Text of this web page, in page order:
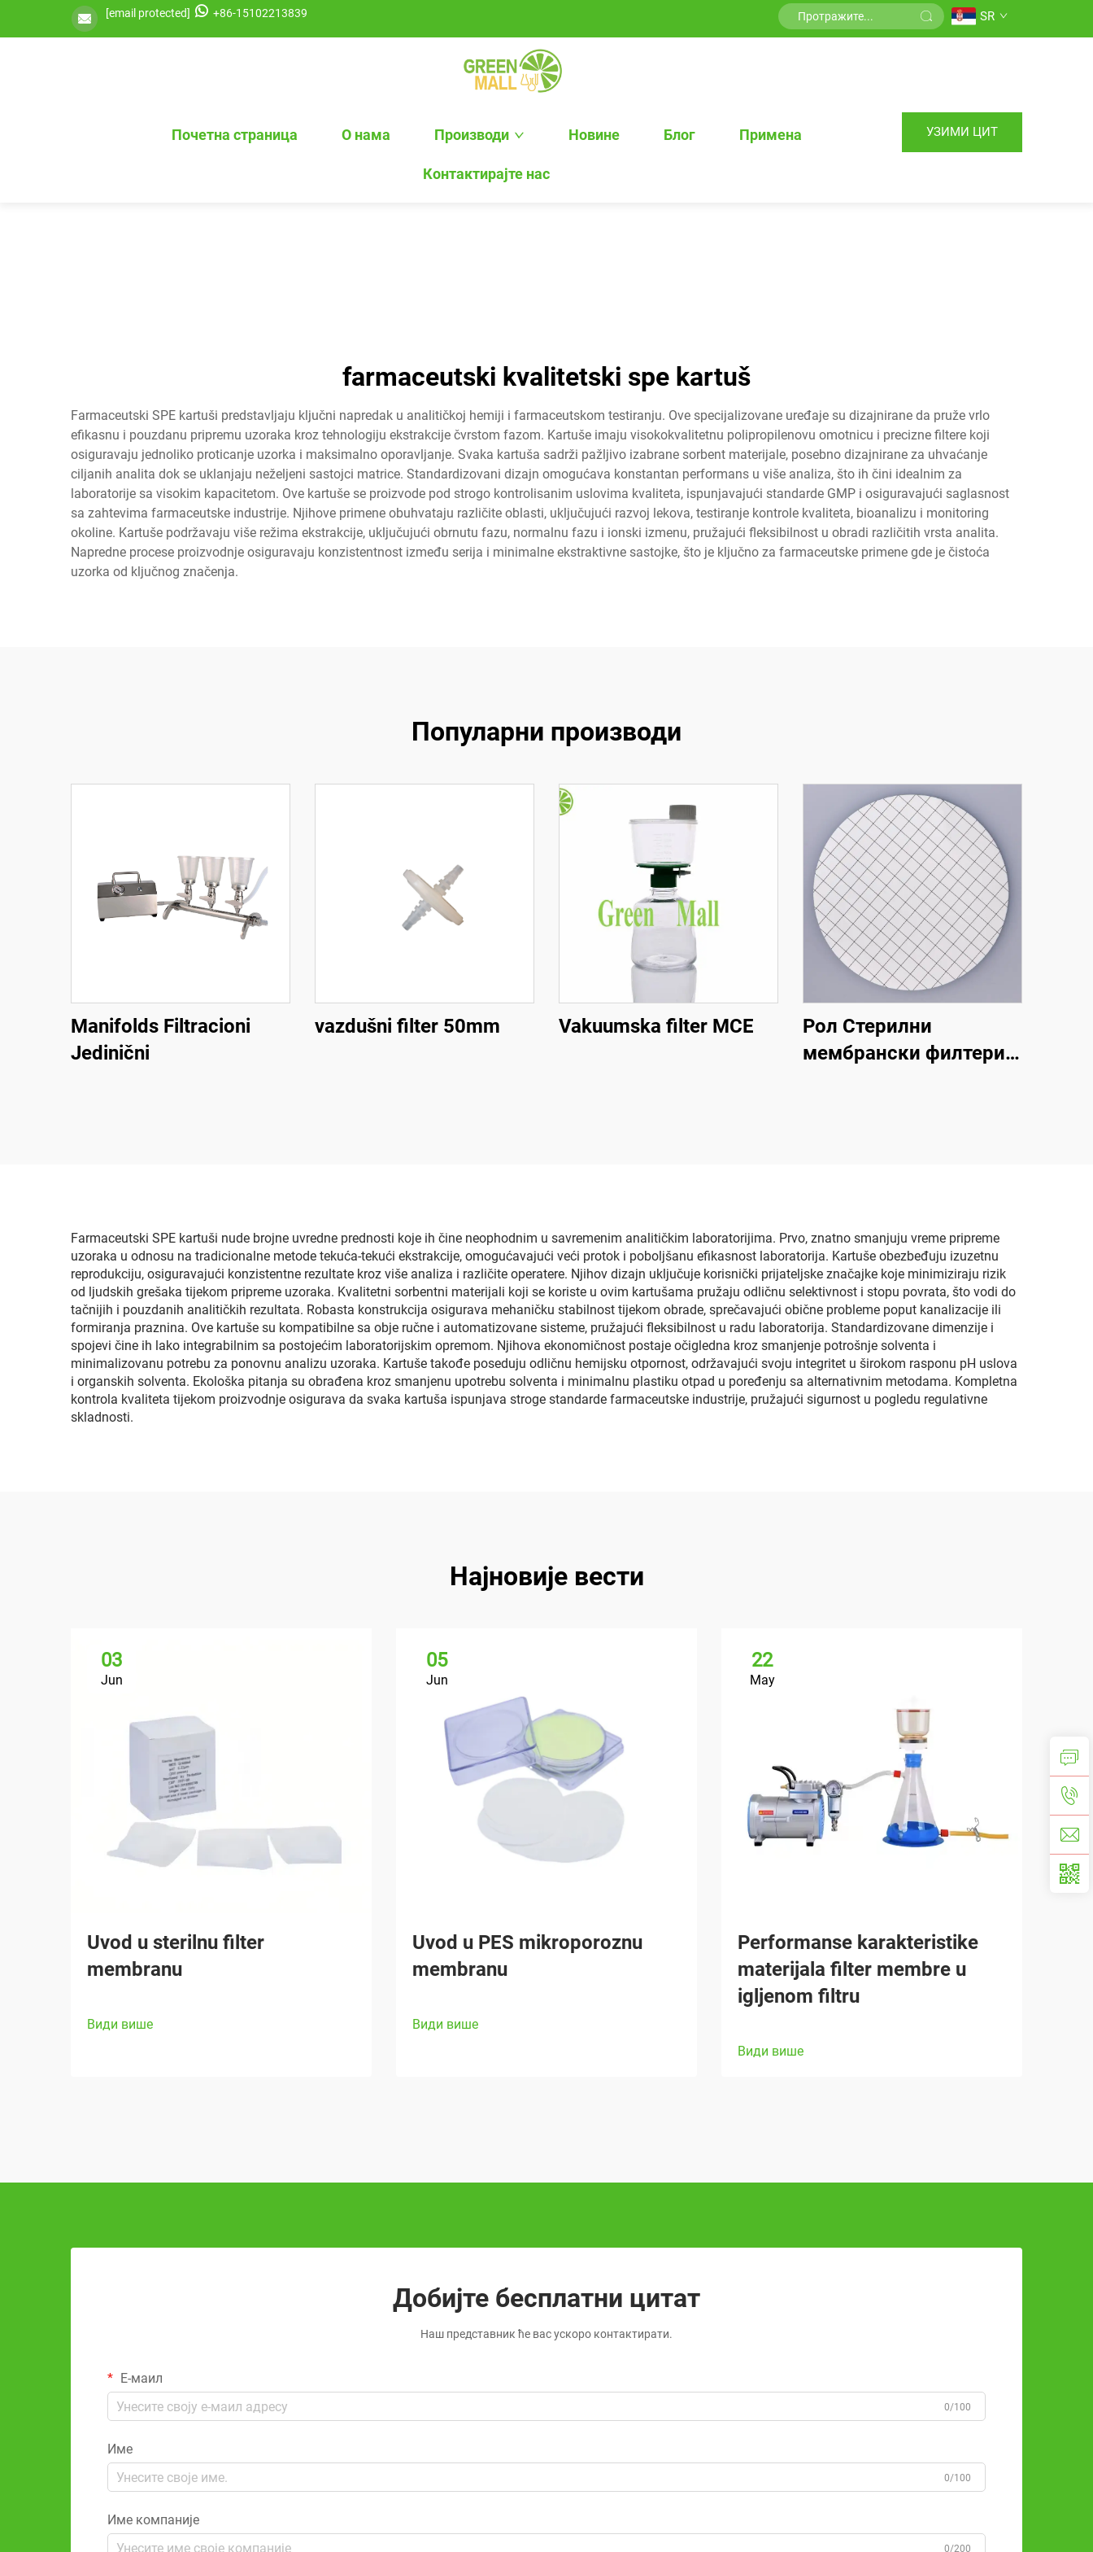
[email protected] +86-15102213839 SR
Почетна страница О нама Производи Новине Блог Примена
Контактирајте нас
УЗИМИ ЦИТ
farmaceutski kvalitetski spe kartuš
Farmaceutski SPE kartuši predstavljaju ključni napredak u analitičkoj hemiji i farmaceutskom testiranju. Ove specijalizovane uređaje su dizajnirane da pruže vrlo
efikasnu i pouzdanu pripremu uzoraka kroz tehnologiju ekstrakcije čvrstom fazom. Kartuše imaju visokokvalitetnu polipropilenovu omotnicu i precizne filtere koji
osiguravaju jednoliko proticanje uzorka i maksimalno oporavljanje. Svaka kartuša sadrži pažljivo izabrane sorbent materijale, posebno dizajnirane za uhvaćanje
ciljanih analita dok se uklanjaju neželjeni sastojci matrice. Standardizovani dizajn omogućava konstantan performans u više analiza, što ih čini idealnim za
laboratorije sa visokim kapacitetom. Ove kartuše se proizvode pod strogo kontrolisanim uslovima kvaliteta, ispunjavajući standarde GMP i osiguravajući saglasnost
sa zahtevima farmaceutske industrije. Njihove primene obuhvataju različite oblasti, uključujući razvoj lekova, testiranje kontrole kvaliteta, bioanalizu i monitoring
okoline. Kartuše podržavaju više režima ekstrakcije, uključujući obrnutu fazu, normalnu fazu i ionski izmenu, pružajući fleksibilnost u obradi različitih vrsta analita.
Napredne procese proizvodnje osiguravaju konzistentnost između serija i minimalne ekstraktivne sastojke, što je ključno za farmaceutske primene gde je čistoća
uzorka od ključnog značenja.
Популарни производи
Manifolds Filtracioni
Jedinični
vazdušni filter 50mm Vakuumska filter MCE
Рол Стерилни
мембрански филтери
Farmaceutski SPE kartuši nude brojne uvredne prednosti koje ih čine neophodnim u savremenim analitičkim laboratorijima. Prvo, znatno smanjuju vreme pripreme
uzoraka u odnosu na tradicionalne metode tekuća-tekući ekstrakcije, omogućavajući veći protok i poboljšanu efikasnost laboratorija. Kartuše obezbeđuju izuzetnu
reprodukciju, osiguravajući konzistentne rezultate kroz više analiza i različite operatere. Njihov dizajn uključuje korisnički prijateljske značajke koje minimiziraju rizik
od ljudskih grešaka tijekom pripreme uzoraka. Kvalitetni sorbentni materijali koji se koriste u ovim kartušama pružaju odličnu selektivnost i stopu povrata, što vodi do
tačnijih i pouzdanih analitičkih rezultata. Robasta konstrukcija osigurava mehaničku stabilnost tijekom obrade, sprečavajući obične probleme poput kanalizacije ili
formiranja praznina. Ove kartuše su kompatibilne sa obje ručne i automatizovane sisteme, pružajući fleksibilnost u radu laboratorija. Standardizovane dimenzije i
spojevi čine ih lako integrabilnim sa postojećim laboratorijskim opremom. Njihova ekonomičnost postaje očigledna kroz smanjenje potrošnje solventa i
minimalizovanu potrebu za ponovnu analizu uzoraka. Kartuše takođe poseduju odličnu hemijsku otpornost, održavajući svoju integritet u širokom rasponu pH uslova
i organskih solventa. Ekološka pitanja su obrađena kroz smanjenu upotrebu solventa i minimalnu plastiku otpad u poređenju sa alternativnim metodama. Kompletna
kontrola kvaliteta tijekom proizvodnje osigurava da svaka kartuša ispunjava stroge standarde farmaceutske industrije, pružajući sigurnost u pogledu regulativne
skladnosti.
Најновије вести
03
Jun
Uvod u sterilnu filter
membranu
Види више
05
Jun
Uvod u PES mikroporoznu
membranu
Види више
22
May
Performanse karakteristike
materijala filter membre u
igljenom filtru
Види више
Добијте бесплатни цитат
Наш представник ће вас ускоро контактирати.
Е-маил
0/100
Име
0/100
Име компаније
0/200